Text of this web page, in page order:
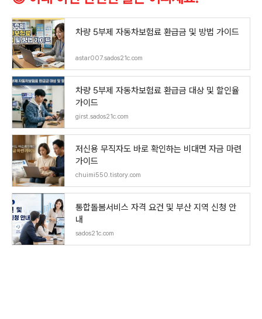
차량 5부제 자동차보험료 환급금 및 방법 가이드
astar007.sados21c.com
차량 5부제 자동차보험료 환급금 대상 및 할인율
가이드
girst.sados21c.com
저신용 무직자도 바로 확인하는 비대면 자금 마련
가이드
chuimi550.tistory.com
통합돌봄서비스 자격 요건 및 부산 지역 신청 안
내
sados21c.com